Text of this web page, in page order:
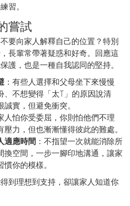
習。
嘗試
要向家人解釋自己的位置？特別
長輩常帶著疑惑和好奇。回應這
護，也是一種自我認同的堅持。
：有些人選擇和父母坐下來慢慢
、不想變得「太T」的原因說清
實，但避免衝突。
人怕你受委屈，你則怕他們不理
力，但也漸漸懂得彼此的難處。
適應時間 ：不指望一次就能消除所
換空間，一步一腳印地溝通，讓家
你的模樣。
到理想到支持，卻讓家人知道你